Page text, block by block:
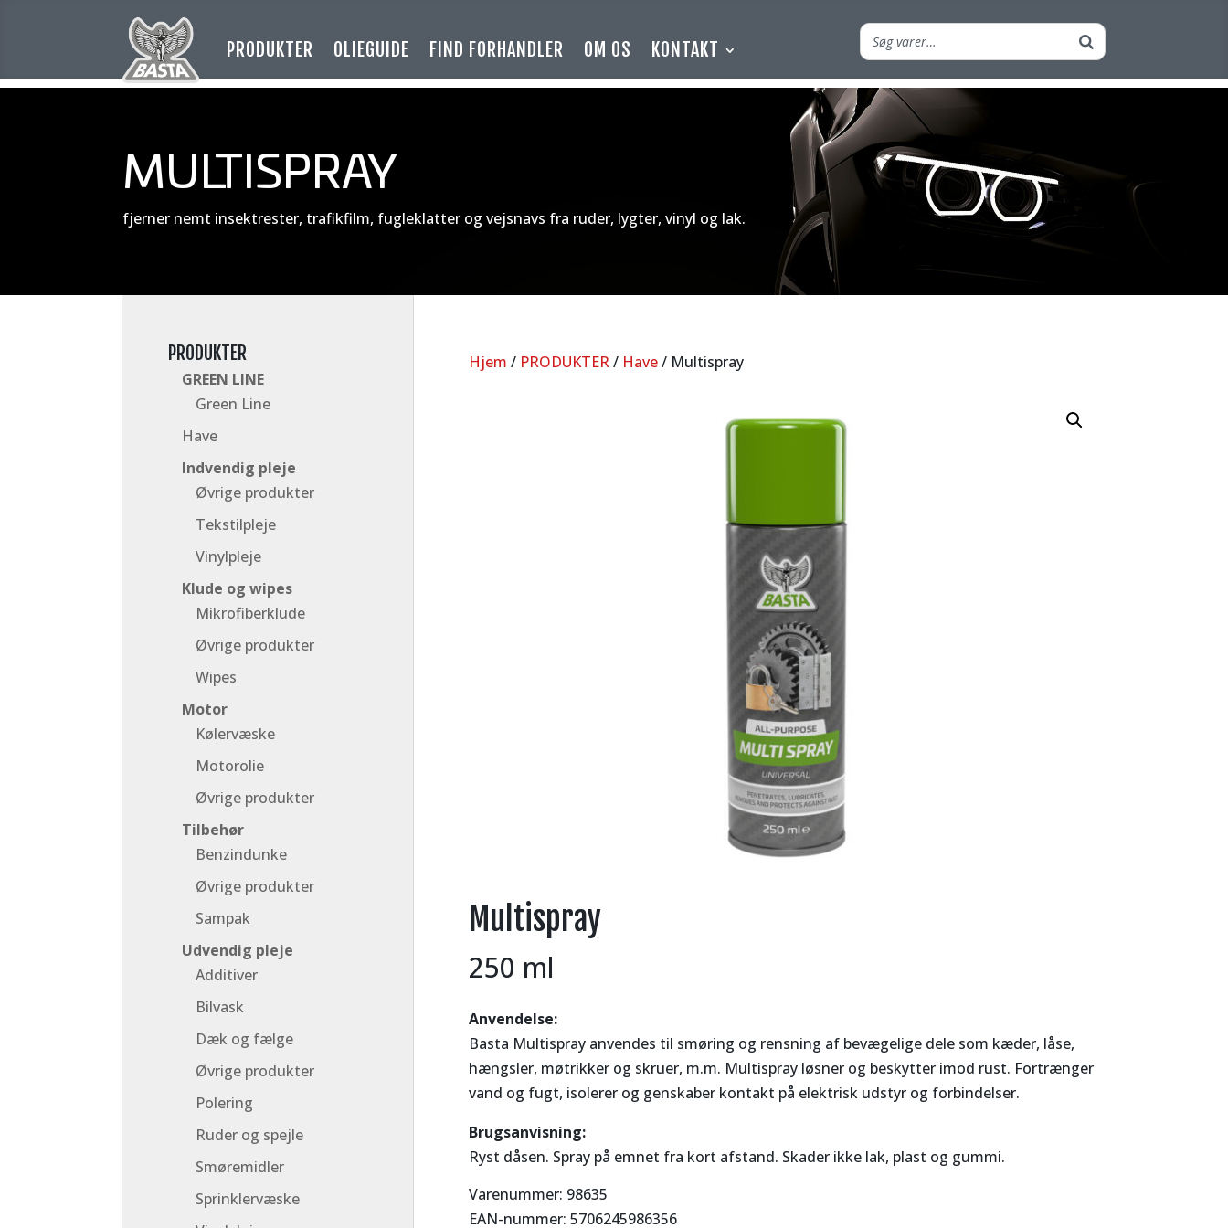
PRODUKTER OLIEGUIDE FIND FORHANDLER OM OS KONTAKT
MULTISPRAY
fjerner nemt insektrester, trafikfilm, fugleklatter og vejsnavs fra ruder, lygter, vinyl og lak.
PRODUKTER
GREEN LINE
Green Line
Have
Indvendig pleje
Øvrige produkter
Tekstilpleje
Vinylpleje
Klude og wipes
Mikrofiberklude
Øvrige produkter
Wipes
Motor
Kølervæske
Motorolie
Øvrige produkter
Tilbehør
Benzindunke
Øvrige produkter
Sampak
Udvendig pleje
Additiver
Bilvask
Dæk og fælge
Øvrige produkter
Polering
Ruder og spejle
Smøremidler
Sprinklervæske
Hjem / PRODUKTER/ Have/ Multispray
Multispray
250 ml
Anvendelse:
Basta Multispray anvendes til smøring og rensning af bevægelige dele som kæder, låse,
hængsler, møtrikker og skruer, m.m. Multispray løsner og beskytter imod rust. Fortrænger
vand og fugt, isolerer og genskaber kontakt på elektrisk udstyr og forbindelser.
Brugsanvisning:
Ryst dåsen. Spray på emnet fra kort afstand. Skader ikke lak, plast og gummi.
Varenummer: 98635
EAN-nummer: 5706245986356